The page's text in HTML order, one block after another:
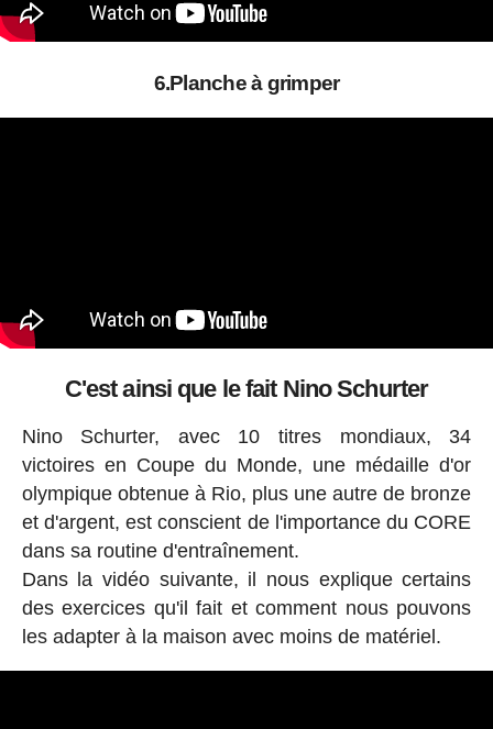
6.Planche à grimper
C'est ainsi que le fait Nino Schurter
Nino Schurter, avec 10 titres mondiaux, 34
victoires en Coupe du Monde, une médaille d'or
olympique obtenue à Rio, plus une autre de bronze
et d'argent, est conscient de l'importance du CORE
dans sa routine d'entraînement.
Dans la vidéo suivante, il nous explique certains
des exercices qu'il fait et comment nous pouvons
les adapter à la maison avec moins de matériel.